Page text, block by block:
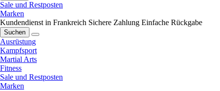
Sale und Restposten
Marken
Kundendienst in Frankreich Sichere Zahlung Einfache Rückgabe
Suchen
Ausrüstung
Kampfsport
Martial Arts
Fitness
Sale und Restposten
Marken